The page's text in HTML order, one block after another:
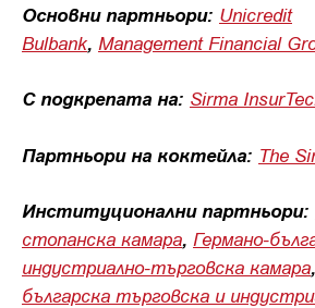
Основни партньори: Unicredit
Bulbank Management Financial
С подкрепата на: Sirma
Партньори на коктейла: The
Институционални партньори:
стопанска камара, Германо-
индустриално-търговска камара,
българска търговска и